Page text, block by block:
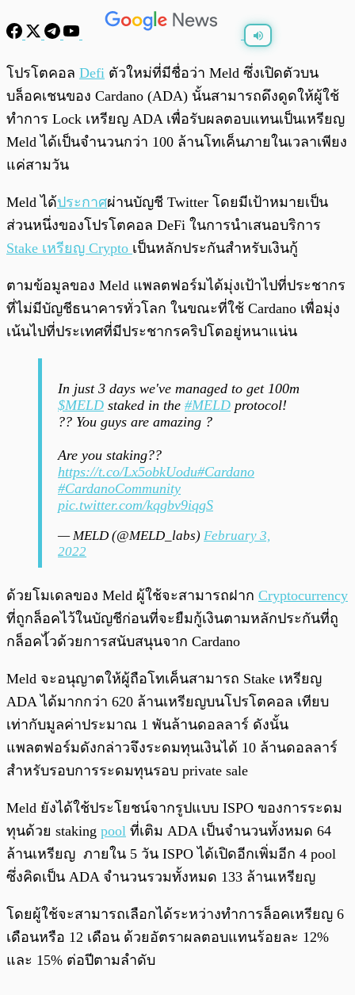
0:00 /
โปรโตคอล Defi ตัวใหม่ที่มีชื่อว่า Meld ซึ่งเปิดตัวบน
บล็อคเชนของ Cardano (ADA) นั้นสามารถดึงดูดให้ผู้ใช้
ทำการ Lock เหรียญ ADA เพื่อรับผลตอบแทนเป็นเหรียญ
Meld ได้เป็นจำนวนกว่า 100 ล้านโทเค็นภายในเวลาเพียง
แค่สามวัน
Meld ได้ประกาศผ่านบัญชี Twitter โดยมีเป้าหมายเป็น
ส่วนหนึ่งของโปรโตคอล DeFi ในการนำเสนอบริการ
Stake เหรียญ Crypto เป็นหลักประกันสำหรับเงินกู้
ตามข้อมูลของ Meld แพลตฟอร์มได้มุ่งเป้าไปที่ประชากร
ที่ไม่มีบัญชีธนาคารทั่วโลก ในขณะที่ใช้ Cardano เพื่อมุ่ง
เน้นไปที่ประเทศที่มีประชากรคริปโตอยู่หนาแน่น
In just 3 days we've managed to get 100m
$MELD staked in the #MELD protocol!
?? You guys are amazing ?
Are you staking??
https://t.co/Lx5obkUodu#Cardano
#CardanoCommunity
pic.twitter.com/kqgbv9iqgS
— MELD (@MELD_labs) February 3,
2022
ด้วยโมเดลของ Meld ผู้ใช้จะสามารถฝาก Cryptocurrency
ที่ถูกล็อคไว้ในบัญชีก่อนที่จะยืมกู้เงินตามหลักประกันที่ถู
กล็อคไ้วด้วยการสนับสนุนจาก Cardano
Meld จะอนุญาตให้ผู้ถือโทเค็นสามารถ Stake เหรียญ
ADA ได้มากกว่า 620 ล้านเหรียญบนโปรโตคอล เทียบ
เท่ากับมูลค่าประมาณ 1 พันล้านดอลลาร์ ดังนั้น
แพลตฟอร์มดังกล่าวจึงระดมทุนเงินได้ 10 ล้านดอลลาร์
สำหรับรอบการระดมทุนรอบ private sale
Meld ยังได้ใช้ประโยชน์จากรูปแบบ ISPO ของการระดม
ทุนด้วย staking pool ที่เติม ADA เป็นจำนวนทั้งหมด 64
ล้านเหรียญ ภายใน 5 วัน ISPO ได้เปิดอีกเพิ่มอีก 4 pool
ซึ่งคิดเป็น ADA จำนวนรวมทั้งหมด 133 ล้านเหรียญ
โดยผู้ใช้จะสามารถเลือกได้ระหว่างทำการล็อคเหรียญ 6
เดือนหรือ 12 เดือน ด้วยอัตราผลตอบแทนร้อยละ 12%
และ 15% ต่อปีตามลำดับ